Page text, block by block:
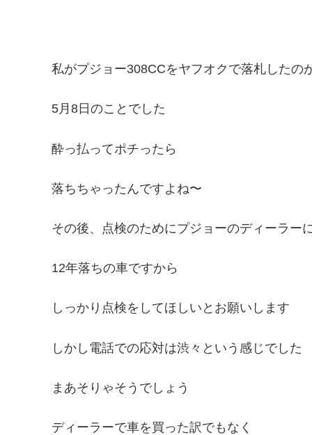
私がプジョー308CCをヤフオクで落札したの
5月8日のことでした
酔っ払ってポチったら
落ちちゃったんですよね〜
その後、点検のためにプジョーのディーラー
12年落ちの車ですから
しっかり点検をしてほしいとお願いします
しかし電話での応対は渋々という感じでした
まあそりゃそうでしょう
ディーラーで車を買った訳でもなく